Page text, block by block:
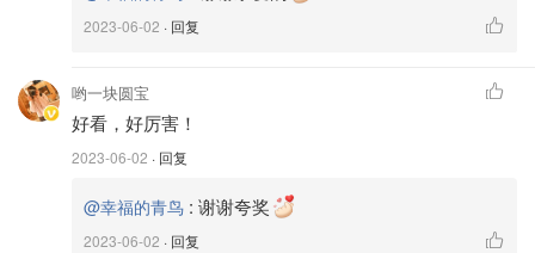
🥕蛋糕体
2023-06-02 · 回复
哟一块圆宝
好看，好厉害！
2023-06-02 · 回复
@幸福的青鸟 : 谢谢夸奖
2023-06-02 · 回复